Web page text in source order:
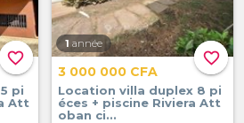
favorite_border
pi
Att
favorite_border
1 année
3 000 000 CFA
Location villa duplex 8 pi
éces + piscine Riviera Att
oban ci...